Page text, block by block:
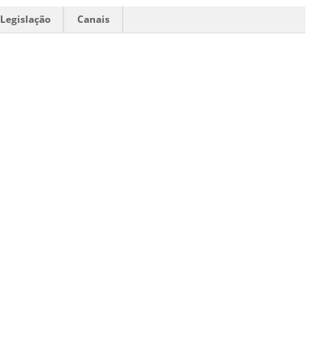
Legislação
Canais